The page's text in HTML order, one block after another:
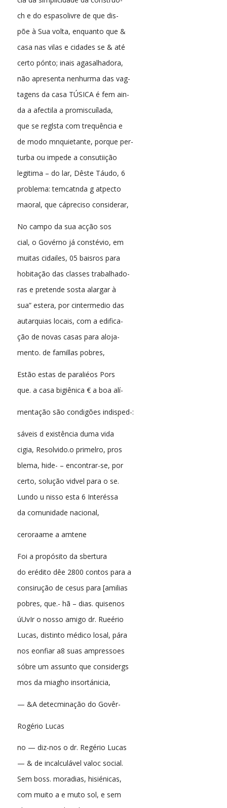
ch e do espasolivre de que dis-
põe à Sua volta, enquanto que &
casa nas vilas e cidades se & até
certo pónto; inais agasalhadora,
não apresenta nenhurma das vag-
tagens da casa TÚSICA é fem ain-
da a afectila a promiscuílada,
que se reglsta com trequência e
de modo mnquietante, porque per-
turba ou impede a consutiição
legitima – do lar, Dêste Táudo, 6
problema: temcatnda g atpecto
maoral, que cápreciso considerar,
No campo da sua acção sos
cial, o Govérno já constévio, em
muitas cidailes, 05 baisros para
hobitação das classes trabalhado-
ras e pretende sosta alargar à
sua” estera, por cintermedio das
autarquias locais, com a edifica-
ção de novas casas para aloja-
mento. de famillas pobres,
Estão estas de paraliéos Pors
que. a casa bigiênica € a boa alí-
mentação são condigões indisped-:
sáveis d existência duma vida
cigia, Resolvido.o primelro, pros
blema, hide- – encontrar-se, por
certo, solução vidvel para o se.
Lundo u nisso esta 6 Interéssa
da comunidade nacional,
ceroraame a amtene
Foi a propósito da sbertura
do erédito dêe 2800 contos para a
consirução de cesus para [amilias
pobres, que.- hã – dias. quisenos
úUvIr o nosso amigo dr. Rueério
Lucas, distinto médico losal, pára
nos eonfiar a8 suas ampressoes
sóbre um assunto que considergs
mos da miagho insortánicia,
— &A detecminação do Govêr-
Rogério Lucas
no — diz-nos o dr. Regério Lucas
— & de incalculável valoc social.
Sem boss. moradias, hisiénicas,
com muito a e muto sol, e sem